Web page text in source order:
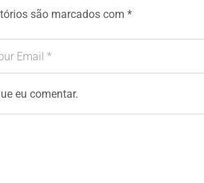
são marcados com *
eu comentar.